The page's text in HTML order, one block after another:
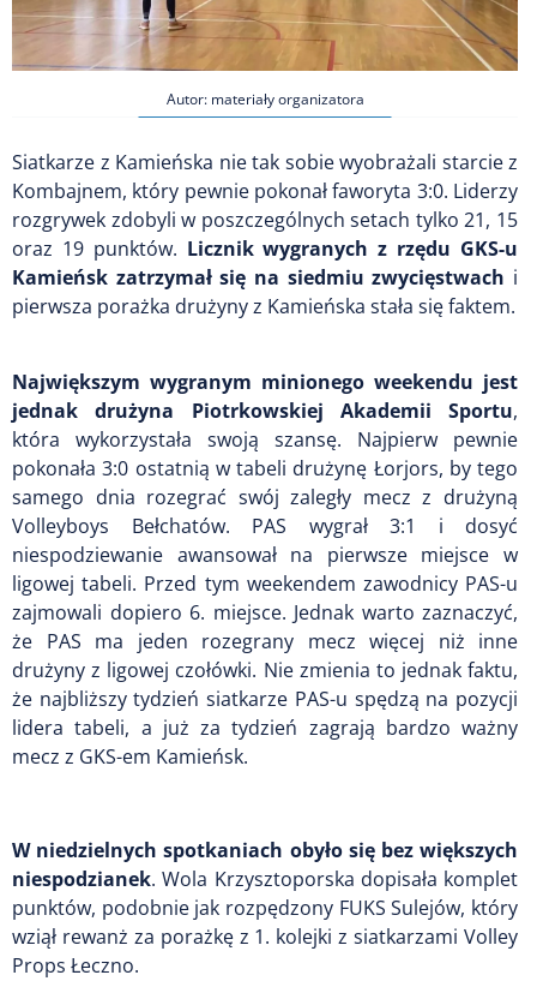
Autor: materiały organizatora
Siatkarze z Kamieńska nie tak sobie wyobrażali starcie z
Kombajnem, który pewnie pokonał faworyta 3:0. Liderzy
rozgrywek zdobyli w poszczególnych setach tylko 21, 15
oraz 19 punktów. Licznik wygranych z rzędu GKS-u
Kamieńsk zatrzymał się na siedmiu zwycięstwach i
pierwsza porażka drużyny z Kamieńska stała się faktem.
Największym wygranym minionego weekendu jest
jednak drużyna Piotrkowskiej Akademii Sportu,
która wykorzystała swoją szansę. Najpierw pewnie
pokonała 3:0 ostatnią w tabeli drużynę Łorjors, by tego
samego dnia rozegrać swój zaległy mecz z drużyną
Volleyboys Bełchatów. PAS wygrał 3:1 i dosyć
niespodziewanie awansował na pierwsze miejsce w
ligowej tabeli. Przed tym weekendem zawodnicy PAS-u
zajmowali dopiero 6. miejsce. Jednak warto zaznaczyć,
że PAS ma jeden rozegrany mecz więcej niż inne
drużyny z ligowej czołówki. Nie zmienia to jednak faktu,
że najbliższy tydzień siatkarze PAS-u spędzą na pozycji
lidera tabeli, a już za tydzień zagrają bardzo ważny
mecz z GKS-em Kamieńsk.
W niedzielnych spotkaniach obyło się bez większych
niespodzianek. Wola Krzysztoporska dopisała komplet
punktów, podobnie jak rozpędzony FUKS Sulejów, który
wziął rewanż za porażkę z 1. kolejki z siatkarzami Volley
Props Łeczno.